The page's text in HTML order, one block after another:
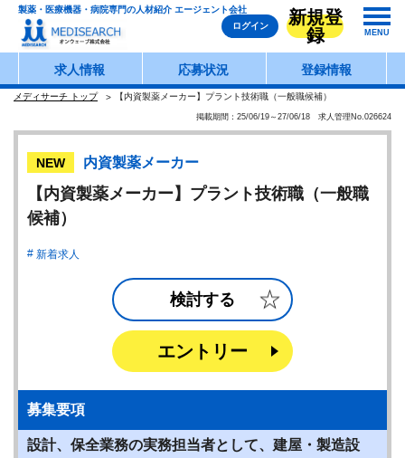
製薬・医療機器・病院専門の人材紹介 エージェント会社
ログイン
新規登
録
MENU
求人情報 応募状況 登録情報
メディサーチ トップ 【内資製薬メーカー】プラント技術職（一般職候補）
掲載期間：25/06/19～27/06/18 求人管理No.026624
NEW 内資製薬メーカー
【内資製薬メーカー】プラント技術職（一般職
候補）
新着求人
検討する
エントリー
募集要項
設計、保全業務の実務担当者として、建屋・製造設